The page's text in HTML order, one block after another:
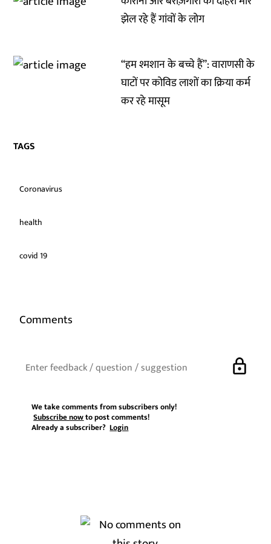
झेल रहे हैं गांवों के लोग
“हम श्मशान के बच्चे हैं”: वाराणसी के
घाटों पर कोविड लाशों का क्रिया कर्म
कर रहे मासूम
TAGS
Coronavirus
health
covid 19
Comments
lock
We take comments from subscribers only!
Subscribe nowto post comments!
Already a subscriber?Login